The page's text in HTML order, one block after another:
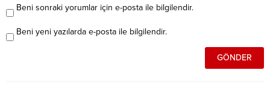
Beni sonraki yorumlar için e-posta ile bilgilendir.
Beni yeni yazılarda e-posta ile bilgilendir.